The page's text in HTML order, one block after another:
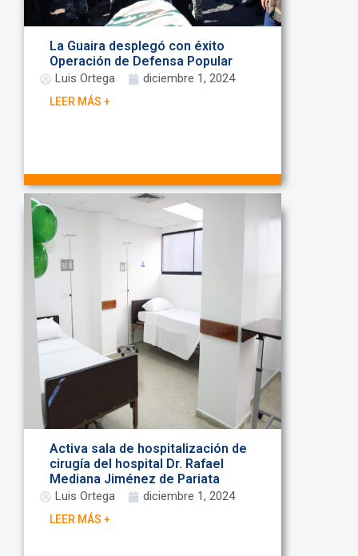
La Guaira desplegó con éxito
Operación de Defensa Popular
Luis Ortega diciembre 1, 2024
LEER MÁS +
Activa sala de hospitalización de
cirugía del hospital Dr. Rafael
Mediana Jiménez de Pariata
Luis Ortega diciembre 1, 2024
LEER MÁS +